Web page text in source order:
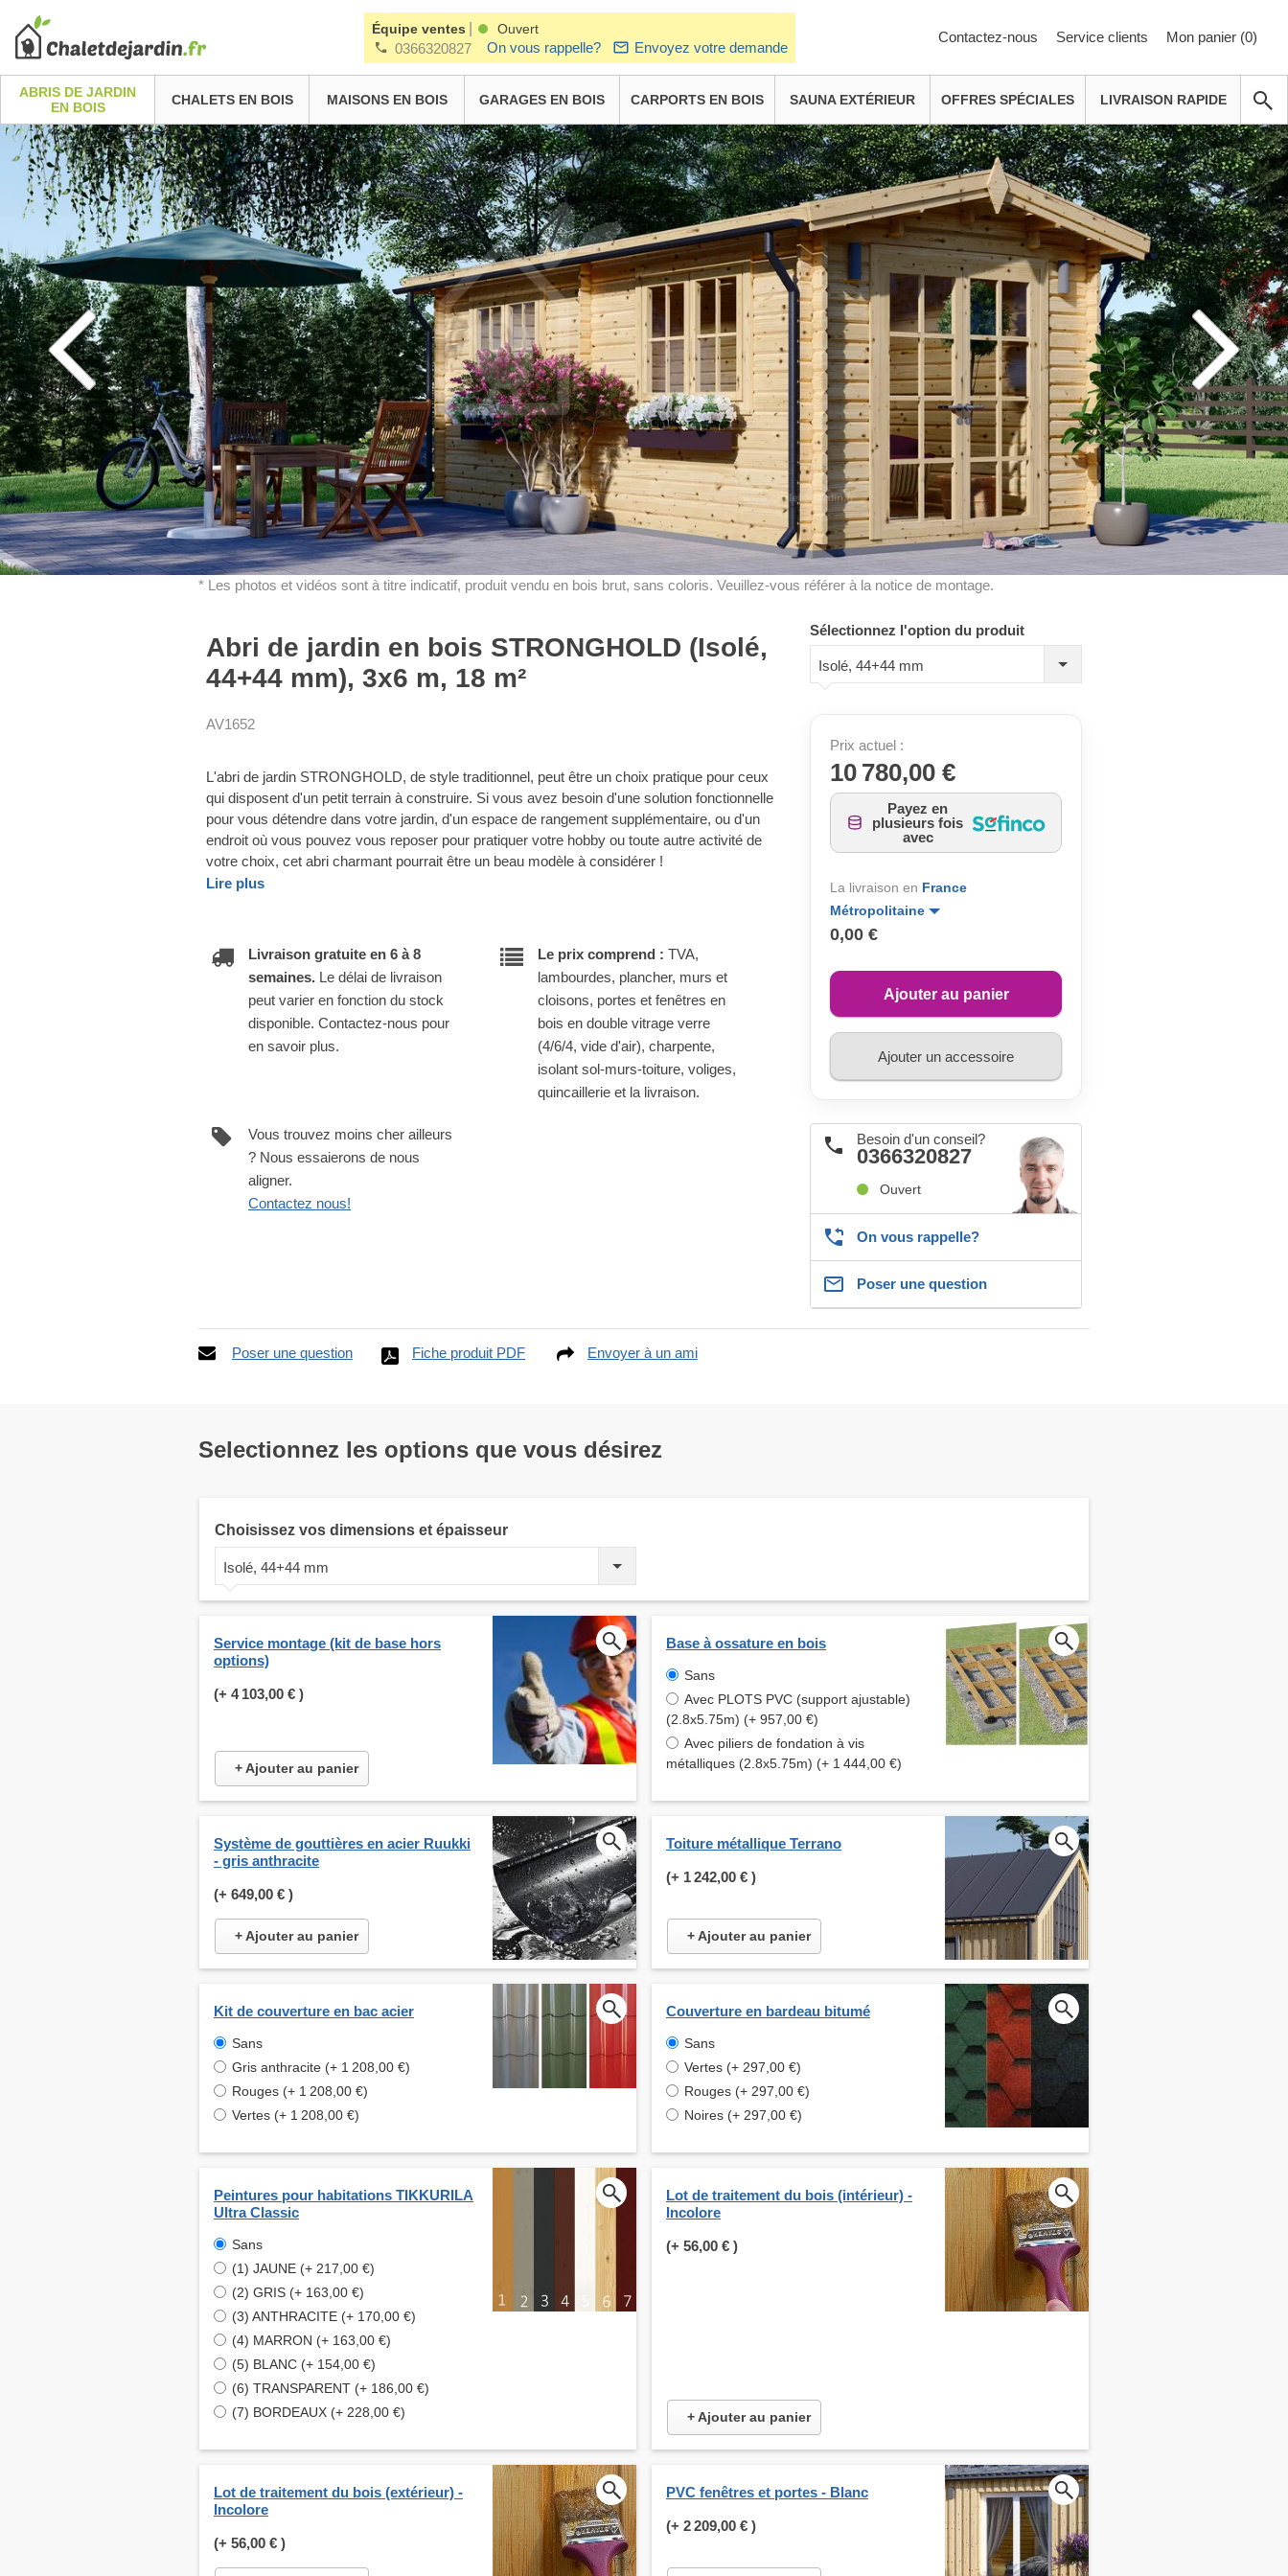
Équipe ventes Ouvert
0366320827 On vous rappelle? Envoyez votre demande
Contactez-nous Service clients Mon panier (0)
ABRIS DE JARDIN
EN BOIS
CHALETS EN BOIS MAISONS EN BOIS GARAGES EN BOIS CARPORTS EN BOIS SAUNA EXTÉRIEUR OFFRES SPÉCIALES LIVRAISON RAPIDE
* Les photos et vidéos sont à titre indicatif, produit vendu en bois brut, sans coloris. Veuillez-vous référer à la notice de montage.
Abri de jardin en bois STRONGHOLD (Isolé,
44+44 mm), 3x6 m, 18 m²
AV1652
L'abri de jardin STRONGHOLD, de style traditionnel, peut être un choix pratique pour ceux
qui disposent d'un petit terrain à construire. Si vous avez besoin d'une solution fonctionnelle
pour vous détendre dans votre jardin, d'un espace de rangement supplémentaire, ou d'un
endroit où vous pouvez vous reposer pour pratiquer votre hobby ou toute autre activité de
votre choix, cet abri charmant pourrait être un beau modèle à considérer !
Lire plus
Livraison gratuite en 6 à 8
semaines. Le délai de livraison
peut varier en fonction du stock
disponible. Contactez-nous pour
en savoir plus.
Le prix comprend : TVA,
lambourdes, plancher, murs et
cloisons, portes et fenêtres en
bois en double vitrage verre
(4/6/4, vide d'air), charpente,
isolant sol-murs-toiture, voliges,
quincaillerie et la livraison.
Vous trouvez moins cher ailleurs
? Nous essaierons de nous
aligner.
Contactez nous!
Sélectionnez l'option du produit
Isolé, 44+44 mm
Prix actuel :
10 780,00 €
Payez en
plusieurs fois
avec
La livraison en France
Métropolitaine
0,00 €
Ajouter au panier
Ajouter un accessoire
Besoin d'un conseil?
0366320827
Ouvert
On vous rappelle?
Poser une question
Poser une question Fiche produit PDF Envoyer à un ami
Selectionnez les options que vous désirez
Choisissez vos dimensions et épaisseur
Isolé, 44+44 mm
Service montage (kit de base hors
options)
(+ 4 103,00 € )
+ Ajouter au panier
Base à ossature en bois
Sans
Avec PLOTS PVC (support ajustable)
(2.8x5.75m) (+ 957,00 €)
Avec piliers de fondation à vis
métalliques (2.8x5.75m) (+ 1 444,00 €)
Système de gouttières en acier Ruukki
- gris anthracite
(+ 649,00 € )
+ Ajouter au panier
Toiture métallique Terrano
(+ 1 242,00 € )
+ Ajouter au panier
Kit de couverture en bac acier
Sans
Gris anthracite (+ 1 208,00 €)
Rouges (+ 1 208,00 €)
Vertes (+ 1 208,00 €)
Couverture en bardeau bitumé
Sans
Vertes (+ 297,00 €)
Rouges (+ 297,00 €)
Noires (+ 297,00 €)
Peintures pour habitations TIKKURILA
Ultra Classic
Sans
(1) JAUNE (+ 217,00 €)
(2) GRIS (+ 163,00 €)
(3) ANTHRACITE (+ 170,00 €)
(4) MARRON (+ 163,00 €)
(5) BLANC (+ 154,00 €)
(6) TRANSPARENT (+ 186,00 €)
(7) BORDEAUX (+ 228,00 €)
Lot de traitement du bois (intérieur) -
Incolore
(+ 56,00 € )
+ Ajouter au panier
Lot de traitement du bois (extérieur) -
Incolore
(+ 56,00 € )
PVC fenêtres et portes - Blanc
(+ 2 209,00 € )